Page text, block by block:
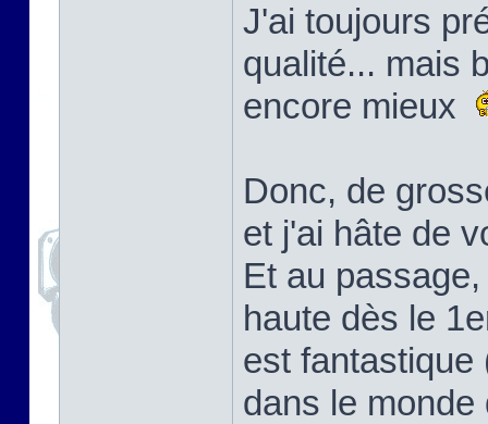
J'ai toujours
qualité... mais
encore mieux
Donc, de
et j'ai hâte de
Et au
haute dès le
est fantastique
dans le